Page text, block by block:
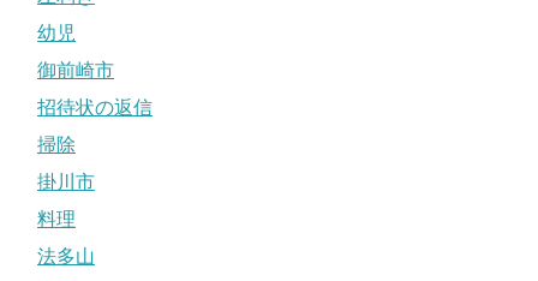
幼児
御前崎市
招待状の返信
掃除
掛川市
料理
法多山